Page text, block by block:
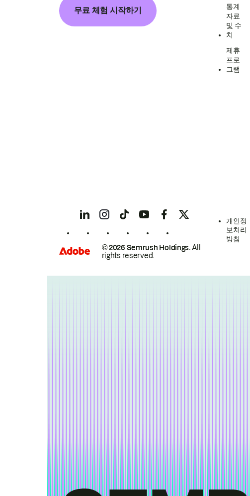
무료 체험 시작하기
통계
자료
및 수
치
제휴
프로
그램
© 2026 Semrush Holdings.All
rights reserved.
개인정
보처리
방침